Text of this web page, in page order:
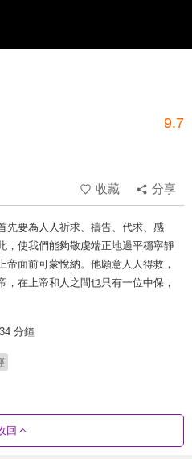
9.7
收藏
分享
先要為人人祈求、禱告、代求、感
，使我們能夠敬虔端正地過平穩寧靜
面前可蒙悅納。他願意人人得救，
在上帝和人之間也只有一位中保，
34 分鐘
回